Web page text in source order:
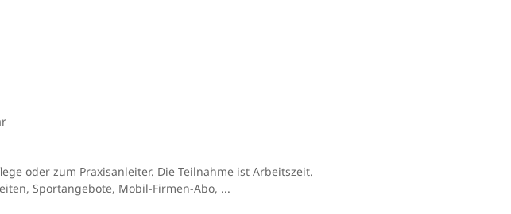
oder zum Praxisanleiter. Die Teilnahme ist Arbeitszeit.
Sportangebote, Mobil-Firmen-Abo, ...